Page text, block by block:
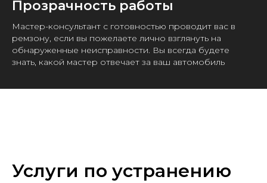
Прозрачность работы
Мастер-консультант с готовностью проводит вас в
ремзону, если вы пожелаете лично взглянуть на
обнаруженные неисправности. Вы всегда будете
знать, какой мастер отвечает за ваш автомобиль
Услуги по устранению